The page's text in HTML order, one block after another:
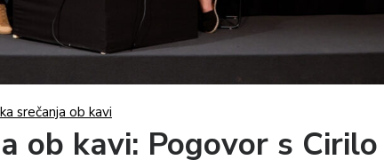
srečanja ob kavi
ob kavi: Pogovor s Cirilo